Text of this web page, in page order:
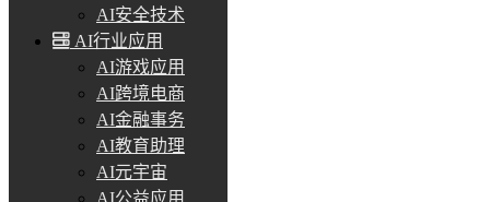
AI安全技术
AI行业应用
AI游戏应用
AI跨境电商
AI金融事务
AI教育助理
AI元宇宙
AI公益应用